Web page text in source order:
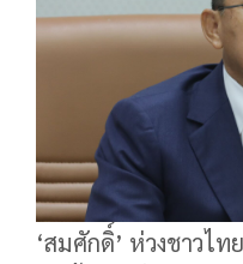
‘สมศักดิ์’ ห่วงชาวไท